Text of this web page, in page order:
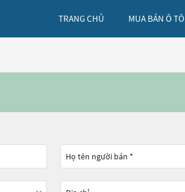
TRANG CHỦ MUA BÁN Ô TÔ